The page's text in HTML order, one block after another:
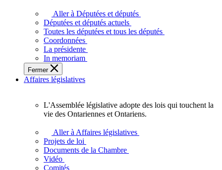
députés
vous
représentent
sein
de
l'Assemblée
législative
l'Ontario.
Aller à Députées et députés
Députées et députés actuels
Toutes les députées et tous les députés
Coordonnées
La présidente
In memoriam
Fermer
Affaires législatives
L'Assemblée
adopte
touchent
L'Assemblée législative adopte des lois qui touchent la
vie des Ontariennes et Ontariens.
Aller à Affaires législatives
Projets de loi
Documents de la Chambre
Vidéo
Comités